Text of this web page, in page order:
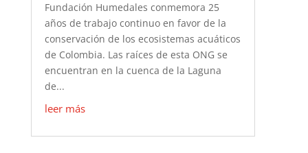
Fundación Humedales conmemora 25
años de trabajo continuo en favor de la
conservación de los ecosistemas acuáticos
de Colombia. Las raíces de esta ONG se
encuentran en la cuenca de la Laguna
de...
leer más